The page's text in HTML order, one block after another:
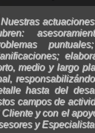
Nuestras
medio y largo
hasta del
campos de
y con el
y